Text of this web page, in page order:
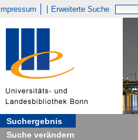
Impressum Erweiterte Suche
Suchergebnis
Suche verändern